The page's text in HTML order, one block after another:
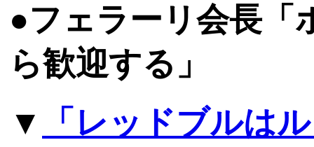
●フェラーリ会長「
ら歓迎する」
▼
「レッドブルは